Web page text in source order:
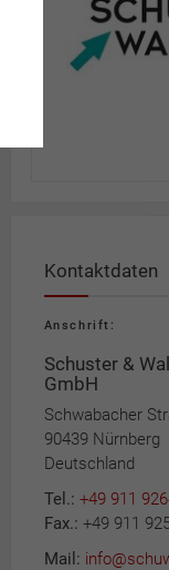
Kontaktdaten
Anschrift:
Schuster &
GmbH
Schwabacher
90439 Nürnberg
Deutschland
Tel.: +49 911
Fax.: +49 911
Mail: